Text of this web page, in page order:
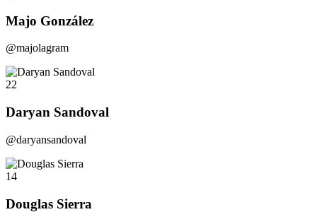
Majo González
@majolagram
22
Daryan Sandoval
@daryansandoval
14
Douglas Sierra